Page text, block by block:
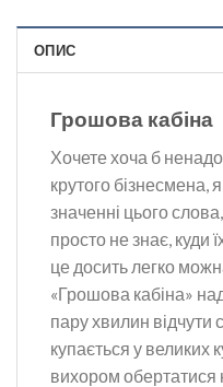
ОПИС
Грошова кабіна
Хочете хоча б
крутого бізнесмена,
значенні цього
просто не знає, куди
це досить легко
«Грошова кабіна»
пару хвилин відчути
купається у великих
вихором